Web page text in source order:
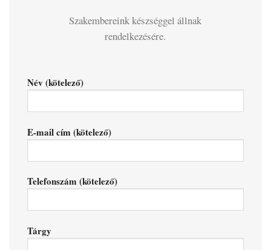
Szakembereink készséggel állnak
rendelkezésére.
Név (kötelező)
E-mail cím (kötelező)
Telefonszám (kötelező)
Tárgy